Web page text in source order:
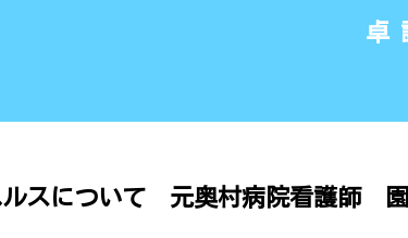
卓
ルスについて 元奥村病院看護師